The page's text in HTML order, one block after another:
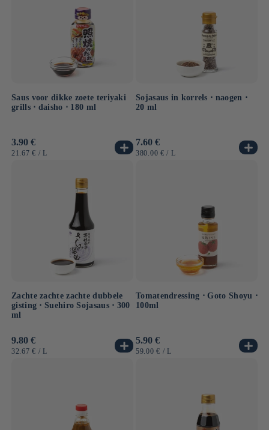
Saus voor dikke zoete teriyaki
grills ⋅ daisho ⋅ 180 ml
Normale
prijs
3.90 €
EENHEIDSPRIJS
21.67 € / PER
L
Sojasaus in korrels ⋅ naogen ⋅
20 ml
Normale
prijs
7.60 €
EENHEIDSPRIJS
380.00 € / PER
L
Zachte zachte zachte dubbele
gisting ⋅ Suehiro Sojasaus ⋅ 300
ml
Normale
prijs
9.80 €
EENHEIDSPRIJS
32.67 € / PER
L
Tomatendressing ⋅ Goto Shoyu ⋅
100ml
Normale
prijs
5.90 €
EENHEIDSPRIJS
59.00 € / PER
L